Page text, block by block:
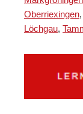
Oberriexingen,
Löchgau,